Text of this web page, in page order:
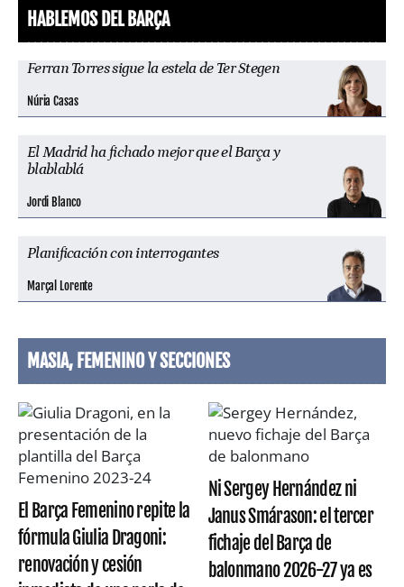
HABLEMOS DEL BARÇA
Ferran Torres sigue la estela de Ter Stegen
Núria Casas
El Madrid ha fichado mejor que el Barça y
blablablá
Jordi Blanco
Planificación con interrogantes
Marçal Lorente
MASIA, FEMENINO Y SECCIONES
El Barça Femenino repite la
fórmula Giulia Dragoni:
renovación y cesión
Ni Sergey Hernández ni
Janus Smárason: el tercer
fichaje del Barça de
balonmano 2026-27 ya es